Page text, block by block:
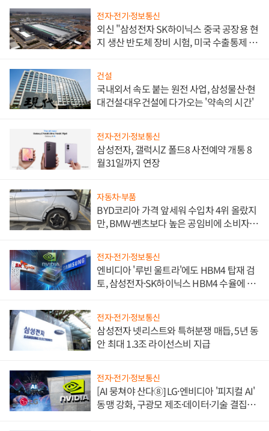
전자·전기·정보통신
외신 "삼성전자 SK하이닉스 중국 공장용 현
지 생산 반도체 장비 시험, 미국 수출통제 대
건설
국내외서 속도 붙는 원전 사업, 삼성물산·현
대건설·대우건설에 다가오는 '약속의 시간'
전자·전기·정보통신
삼성전자, 갤럭시Z 폴드8 사전예약 개통 8
월31일까지 연장
자동차·부품
BYD코리아 가격 앞세워 수입차 4위 올랐지
만, BMW·벤츠보다 높은 공임비에 소비자
전자·전기·정보통신
엔비디아 '루빈 울트라'에도 HBM4 탑재 검
토, 삼성전자·SK하이닉스 HBM4 수율에 주
전자·전기·정보통신
삼성전자 넷리스트와 특허분쟁 매듭, 5년 동
안 최대 1.3조 라이선스비 지급
전자·전기·정보통신
[AI 뭉쳐야 산다⑧] LG·엔비디아 '피지컬 AI'
동맹 강화, 구광모 제조·데이터·기술 결집